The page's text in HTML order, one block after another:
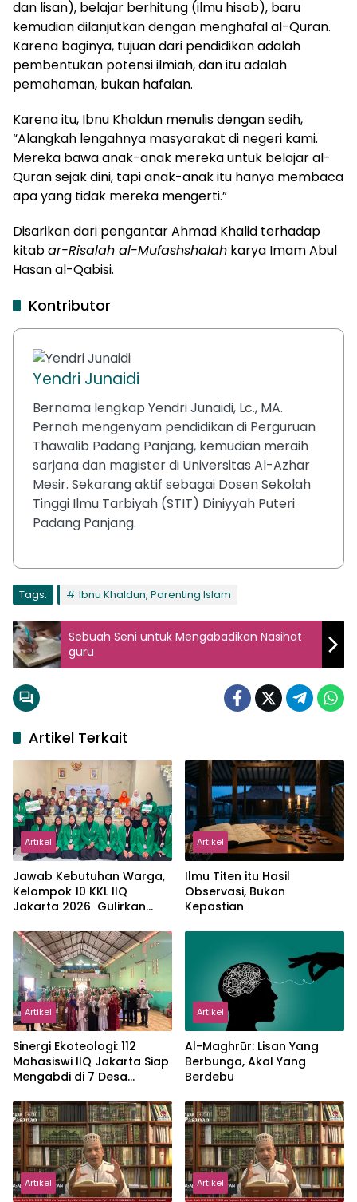
dan lisan), belajar berhitung (ilmu hisab), baru
kemudian dilanjutkan dengan menghafal al-Quran.
Karena baginya, tujuan dari pendidikan adalah
pembentukan potensi ilmiah, dan itu adalah
pemahaman, bukan hafalan.
Karena itu, Ibnu Khaldun menulis dengan sedih,
“Alangkah lengahnya masyarakat di negeri kami.
Mereka bawa anak-anak mereka untuk belajar al-
Quran sejak dini, tapi anak-anak itu hanya membaca
apa yang tidak mereka mengerti.”
Disarikan dari pengantar Ahmad Khalid terhadap
kitabar-Risalah al-Mufashshalah karya Imam Abul
Hasan al-Qabisi.
Kontributor
Yendri Junaidi
Bernama lengkap Yendri Junaidi, Lc., MA.
Pernah mengenyam pendidikan di Perguruan
Thawalib Padang Panjang, kemudian meraih
sarjana dan magister di Universitas Al-Azhar
Mesir. Sekarang aktif sebagai Dosen Sekolah
Tinggi Ilmu Tarbiyah (STIT) Diniyyah Puteri
Padang Panjang.
Tags: Ibnu Khaldun, Parenting Islam
Sebuah Seni untuk Mengabadikan Nasihat
guru
Artikel Terkait
Artikel
Jawab Kebutuhan Warga,
Kelompok 10 KKL IIQ
Jakarta 2026 Gulirkan
Sukamanah
Artikel
Ilmu Titen itu Hasil
Observasi, Bukan
Kepastian
Artikel
‎Sinergi Ekoteologi: 112
Mahasiswi IIQ Jakarta Siap
Mengabdi di 7 Desa
Artikel
Al-Maghrūr: Lisan Yang
Berbunga, Akal Yang
Berdebu
Artikel Artikel